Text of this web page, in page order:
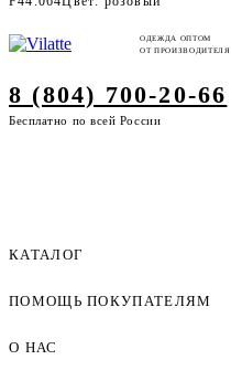
ОДЕЖДА ОПТОМ
ОТ ПРОИЗВОДИТЕЛЯ
8 (804) 700-20-66
Бесплатно по всей России
КАТАЛОГ
Женская одежда оптом
Мужская одежда оптом
ПОМОЩЬ ПОКУПАТЕЛЯМ
О НАС